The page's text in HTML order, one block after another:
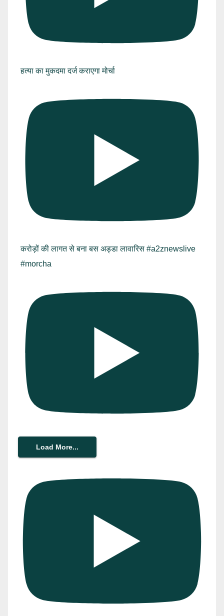
हत्या का मुकदमा दर्ज कराएगा मोर्चा
करोड़ों की लागत से बना बस अड्डा लावारिस #a2znewslive
#morcha
Load More...